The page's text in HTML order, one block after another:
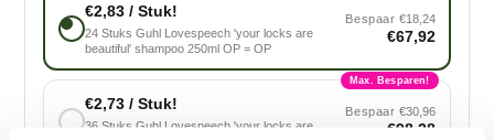
€2,83 / Stuk!
24 Stuks Guhl Lovespeech 'your locks are
beautiful' shampoo 250ml OP = OP
Bespaar €18,24
€67,92
Max. Besparen!
€2,73 / Stuk!
36 Stuks Guhl Lovespeech 'your locks are
Bespaar €30,96
€98,28